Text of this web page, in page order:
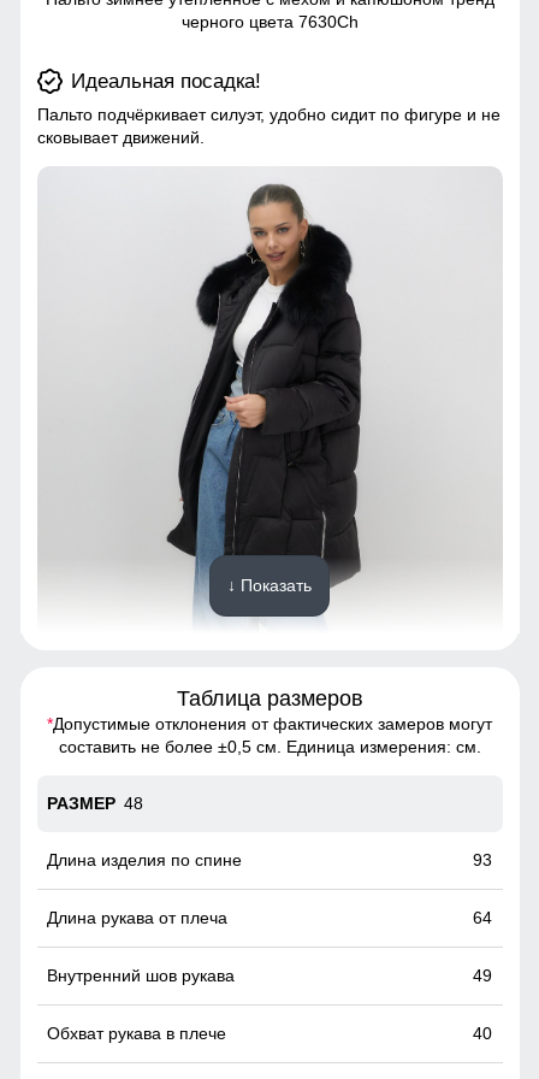
черного цвета 7630Ch
Идеальная посадка!
Пальто подчёркивает силуэт, удобно сидит по фигуре и не
сковывает движений.
Пальто подчёркивает силуэт, удобно сидит по фигуре и не
сковывает движений.
Это специальные элементы, предназначенные для
регулировки его объема и плотности прилегания к голове.
комфорт и тепло.
↓ Показать
Таблица размеров
*Допустимые отклонения от фактических замеров могут
составить не более ±0,5 см. Единица измерения: см.
48
93
64
49
40